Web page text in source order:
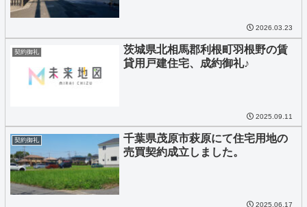
2026.03.23
契約御礼
茨城県北相馬郡利根町羽根野の賃
貸用戸建住宅、成約御礼♪
2025.09.11
契約御礼
千葉県茂原市萩原にて住宅用地の
売買契約成立しました。
2025.06.17